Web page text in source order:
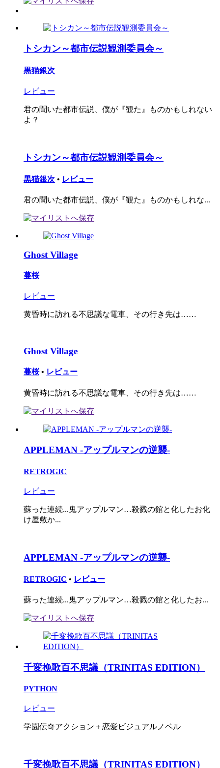
トシカン～都市伝説観測委員会～
黒猫銀次
レビュー
君の聞いた都市伝説、僕が『観た』ものかもしれない
よ？
トシカン～都市伝説観測委員会～
黒猫銀次 • レビュー
君の聞いた都市伝説、僕が『観た』ものかもしれな...
Ghost Village
蔓桜
レビュー
黄昏時に訪れる不思議な電車、その行き先は……
Ghost Village
蔓桜 • レビュー
黄昏時に訪れる不思議な電車、その行き先は……
APPLEMAN -アップルマンの逆襲-
RETROGIC
レビュー
蘇った連続...鬼アップルマン…殺戮の館と化したお化
け屋敷か...
APPLEMAN -アップルマンの逆襲-
RETROGIC • レビュー
蘇った連続...鬼アップルマン…殺戮の館と化したお...
千変挽歌百不思議（TRINITAS EDITION）
PYTHON
レビュー
学園伝奇アクション＋恋愛ビジュアルノベル
千変挽歌百不思議（TRINITAS EDITION）